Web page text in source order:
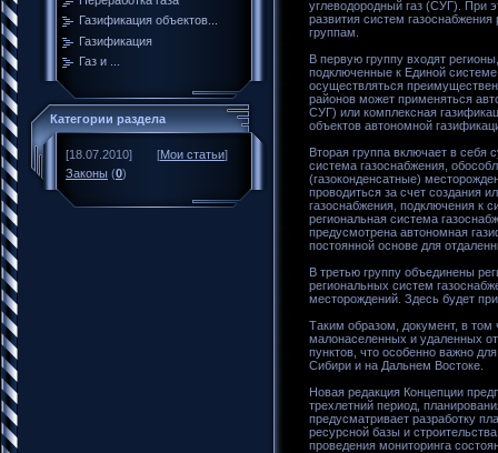
Газификация объектов...
Газификация
Газ и ...
Категории раздела
[18.07.2010] [Мои статьи]
Законы (0)
углеводородный газ (СУГ). При
развития систем
группам.
В первую группу входят
подключенные к Единой
осуществляться
районов может применяться
СУГ) или комплексная
объектов автономной
Вторая группа включает в себя
система газоснабжения,
(газоконденсатные)
проводиться за счет создания
газоснабжения, подключения к
региональная система
предусмотрена автономная
постоянной основе для
В третью группу объединены
региональных систем
месторождений. Здесь будет
Таким образом, документ, в том
малонаселенных и удаленных
пунктов, что особенно важно
Сибири и на Дальнем Востоке.
Новая редакция Концепции
трехлетний период,
предусматривает разработку
ресурсной базы и
проведения мониторинга